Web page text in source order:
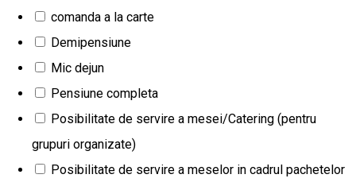
English
comanda a la carte
Demipensiune
Mic dejun
Pensiune completa
Posibilitate de servire a mesei/Catering (pentru
grupuri organizate)
Posibilitate de servire a meselor in cadrul pachetelor
Apogeum
CRAMA APOGEUM se află în localitatea Gura Vadului, în
aceeași curte cu Valahorum. Apogeum dispune de Conacul
Apogeum (5 camere + apartamentul Regal) și Conacul Mic (14
camere), oferă acces gratuit la internet WiFi, o terasă și o
grădină. Oaspeții au la dispoziție un restaurant care servește
preparate europene și parcare privată gratuită. Toate